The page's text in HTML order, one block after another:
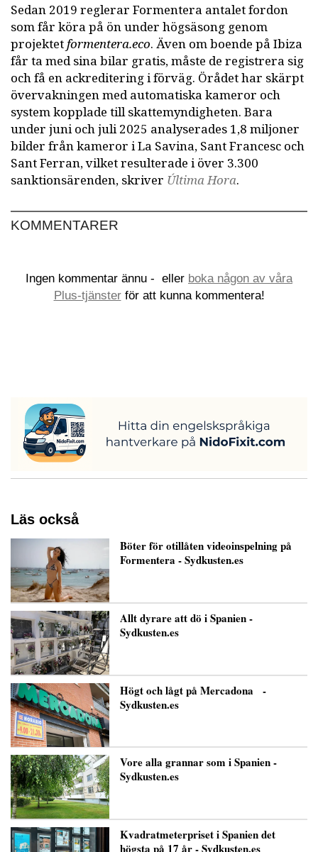
Sedan 2019 reglerar Formentera antalet fordon
som får köra på ön under högsäsong genom
projektetformentera.eco. Även om boende på Ibiza
får ta med sina bilar gratis, måste de registrera sig
och få en ackreditering i förväg. Örådet har skärpt
övervakningen med automatiska kameror och
system kopplade till skattemyndigheten. Bara
under juni och juli 2025 analyserades 1,8 miljoner
bilder från kameror i La Savina, Sant Francesc och
Sant Ferran, vilket resulterade i över 3.300
sanktionsärenden, skriver Última Hora.
KOMMENTARER
Ingen kommentar ännu - eller boka någon av våra
Plus-tjänsterför att kunna kommentera!